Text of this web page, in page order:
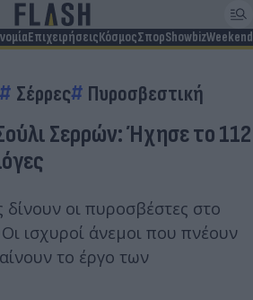
ΕπιχειρήσειςΚόσμοςΣπορShowbizWeekend
Σέρρες Πυροσβεστική
Σερρών: Ήχησε το 112
οι πυροσβέστες στο
ισχυροί άνεμοι που πνέουν
το έργο των